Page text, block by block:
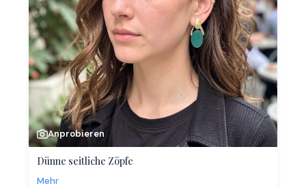
Anprobieren
Dünne seitliche Zöpfe
Mehr